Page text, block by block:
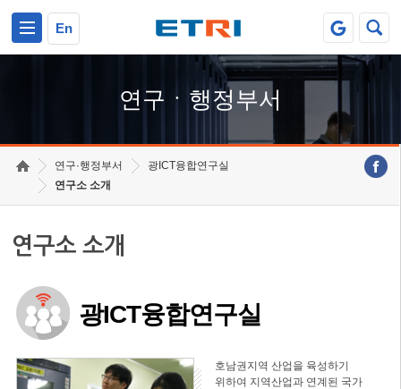
En
연구ㆍ행정부서
연구·행정부서
광ICT융합연구실
연구소 소개
연구소 소개
광ICT융합연구실
호남권지역 산업을 육성하기
위하여 지역산업과 연계된 국가